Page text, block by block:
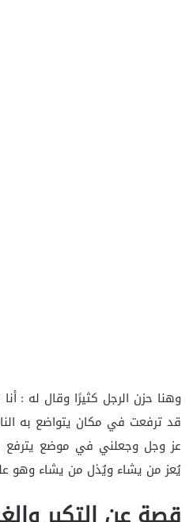
وهنا حزن الرجل كثيرًا وقال له :
قد ترفعت في مكان يتواضع به
عز وجل وجعلني في موضع يترفع
يُعز من يشاء ويُذل من يشاء وهو